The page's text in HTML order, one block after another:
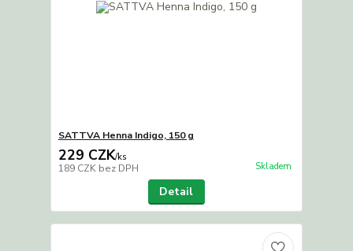
SATTVA Henna Indigo, 150 g
229 CZK/ks
189 CZK bez DPH Skladem
Detail